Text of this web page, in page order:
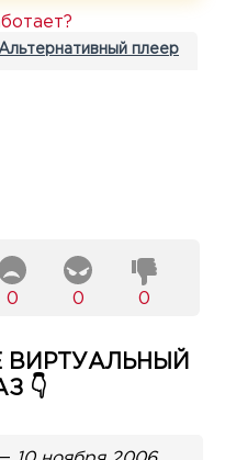
Альтернативный плеер
0 0 0
👇